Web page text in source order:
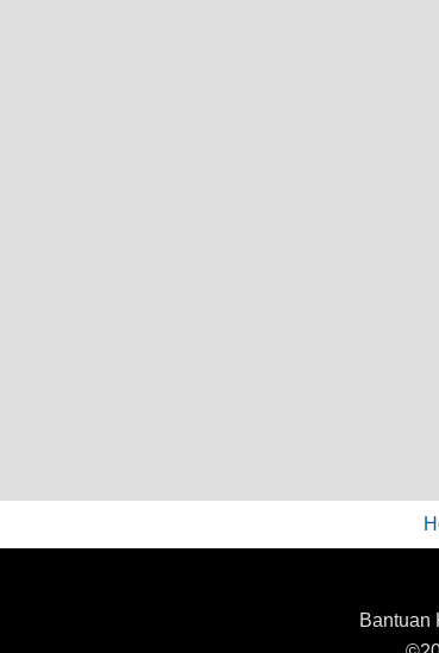
Bantuan